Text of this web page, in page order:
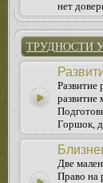
нет
ТРУДНОСТИ
Развитие
развитие
Горшок,
Две
Право на